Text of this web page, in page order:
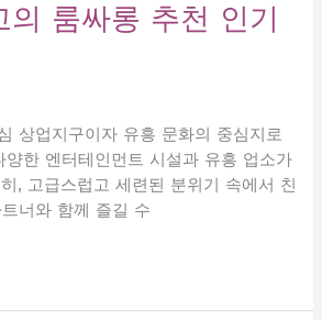
의 룸싸롱 추천 인기
상업지구이자 유흥 문화의 중심지로
양한 엔터테인먼트 시설과 유흥 업소가
, 고급스럽고 세련된 분위기 속에서 친
너와 함께 즐길 수